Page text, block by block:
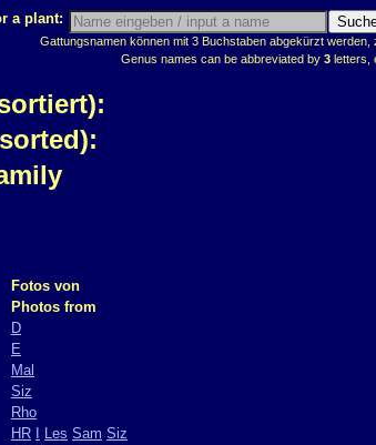
a plant:
Gattungsnamen können mit 3 Buchstaben abgekürzt werden,
Genus names can be abbreviated by 3 letters,
Fotos von
Photos from
D
E
Mal
Siz
Rho
HR Les Sam Siz